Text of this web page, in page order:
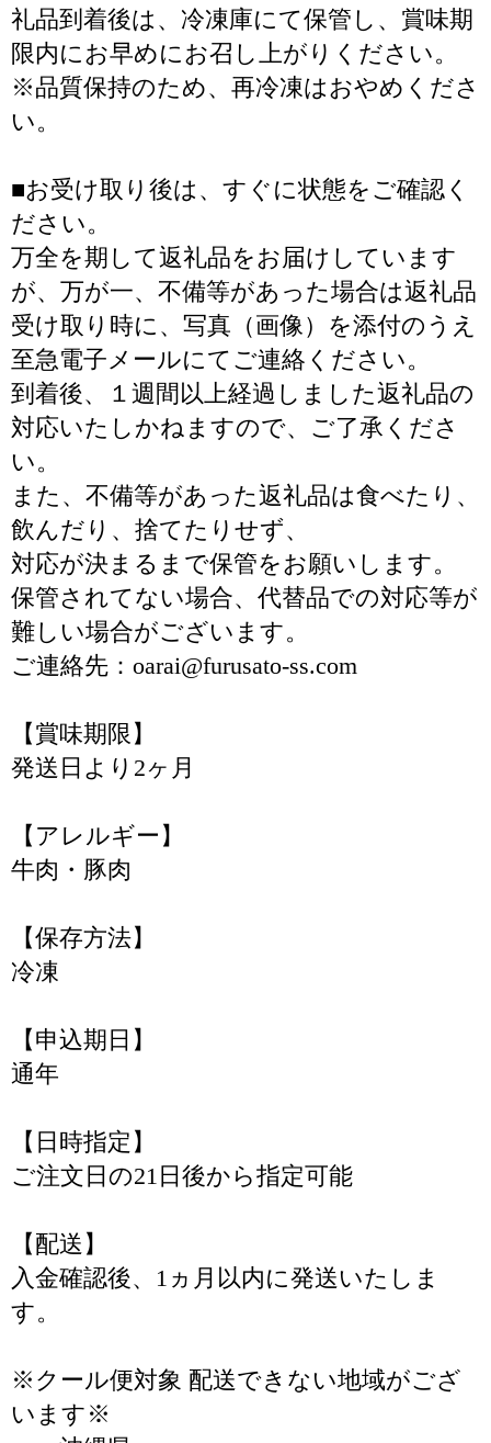
礼品到着後は、冷凍庫にて保管し、賞味期
限内にお早めにお召し上がりください。
※品質保持のため、再冷凍はおやめくださ
い。
■お受け取り後は、すぐに状態をご確認く
ださい。
万全を期して返礼品をお届けしています
が、万が一、不備等があった場合は返礼品
受け取り時に、写真（画像）を添付のうえ
至急電子メールにてご連絡ください。
到着後、１週間以上経過しました返礼品の
対応いたしかねますので、ご了承くださ
い。
また、不備等があった返礼品は食べたり、
飲んだり、捨てたりせず、
対応が決まるまで保管をお願いします。
保管されてない場合、代替品での対応等が
難しい場合がございます。
ご連絡先：oarai@furusato-ss.com
【賞味期限】
発送日より2ヶ月
【アレルギー】
牛肉・豚肉
【保存方法】
冷凍
【申込期日】
通年
【日時指定】
ご注文日の21日後から指定可能
【配送】
入金確認後、1ヵ月以内に発送いたしま
す。
※クール便対象 配送できない地域がござ
います※